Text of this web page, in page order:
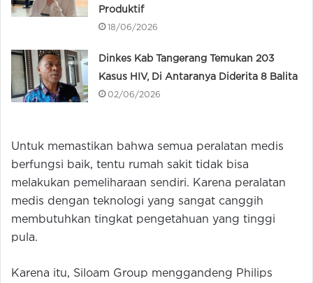
Produktif
18/06/2026
Dinkes Kab Tangerang Temukan 203
Kasus HIV, Di Antaranya Diderita 8 Balita
02/06/2026
Untuk memastikan bahwa semua peralatan medis
berfungsi baik, tentu rumah sakit tidak bisa
melakukan pemeliharaan sendiri. Karena peralatan
medis dengan teknologi yang sangat canggih
membutuhkan tingkat pengetahuan yang tinggi
pula.
Karena itu, Siloam Group menggandeng Philips